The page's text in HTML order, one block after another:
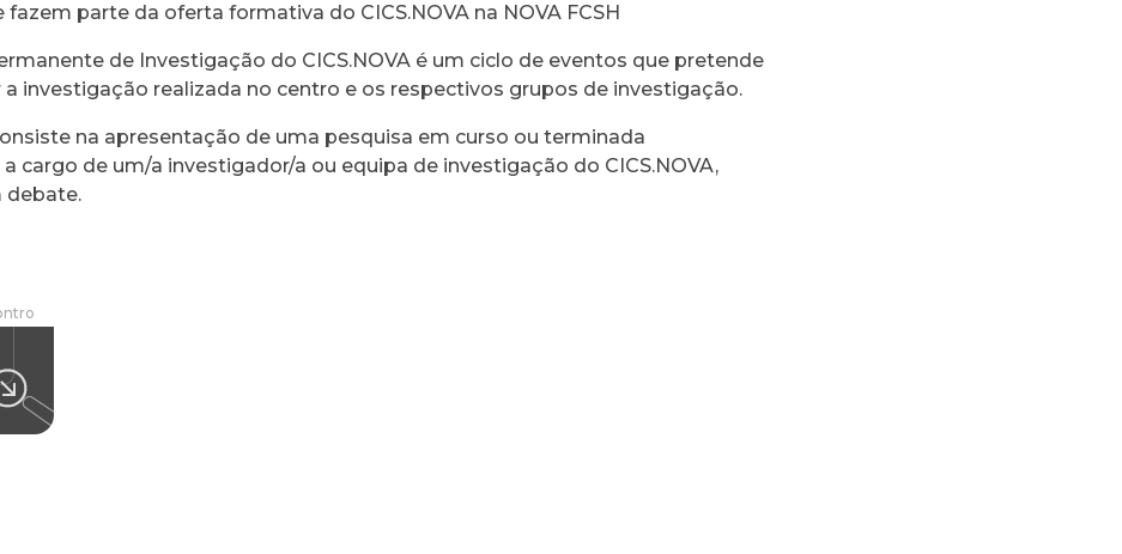
fazem parte da oferta formativa do CICS.NOVA na NOVA FCSH
de Investigação do CICS.NOVA é um ciclo de eventos que pretende
a investigação realizada no centro e os respectivos grupos de investigação.
na apresentação de uma pesquisa em curso ou terminada
cargo de um/a investigador/a ou equipa de investigação do CICS.NOVA,
debate.